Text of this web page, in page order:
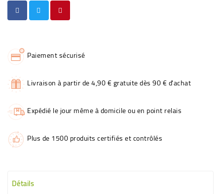
Paiement sécurisé
Livraison à partir de 4,90 € gratuite dès 90 € d'achat
Expédié le jour même à domicile ou en point relais
Plus de 1500 produits certifiés et contrôlés
Détails